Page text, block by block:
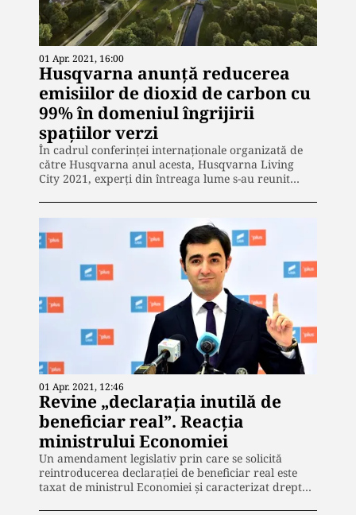
01 Apr. 2021, 16:00
Husqvarna anunță reducerea
emisiilor de dioxid de carbon cu
99% în domeniul îngrijirii
spațiilor verzi
În cadrul conferinței internaționale organizată de
către Husqvarna anul acesta, Husqvarna Living
City 2021, experți din întreaga lume s-au reunit…
01 Apr. 2021, 12:46
Revine „declarația inutilă de
beneficiar real”. Reacția
ministrului Economiei
Un amendament legislativ prin care se solicită
reintroducerea declarației de beneficiar real este
taxat de ministrul Economiei și caracterizat drept…